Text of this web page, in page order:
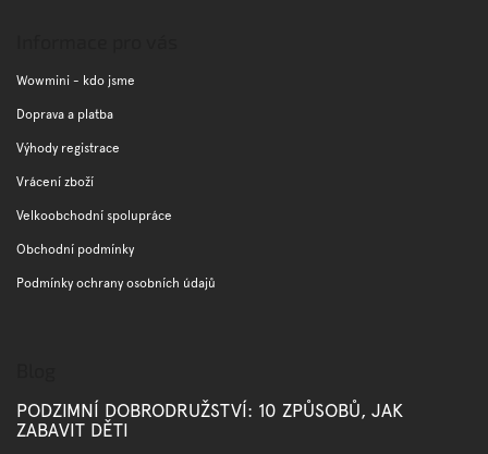
Wowmini - kdo jsme
Doprava a platba
Výhody registrace
Vrácení zboží
Velkoobchodní spolupráce
Obchodní podmínky
Podmínky ochrany osobních údajů
PODZIMNÍ DOBRODRUŽSTVÍ: 10 ZPŮSOBŮ, JAK
ZABAVIT DĚTI